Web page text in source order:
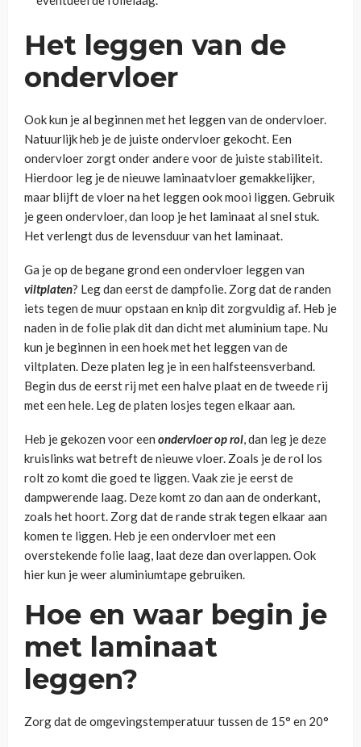
Het leggen van de
ondervloer
Ook kun je al beginnen met het leggen van de ondervloer.
Natuurlijk heb je de juiste ondervloer gekocht. Een
ondervloer zorgt onder andere voor de juiste stabiliteit.
Hierdoor leg je de nieuwe laminaatvloer gemakkelijker,
maar blijft de vloer na het leggen ook mooi liggen. Gebruik
je geen ondervloer, dan loop je het laminaat al snel stuk.
Het verlengt dus de levensduur van het laminaat.
Ga je op de begane grond een ondervloer leggen van
viltplaten? Leg dan eerst de dampfolie. Zorg dat de randen
iets tegen de muur opstaan en knip dit zorgvuldig af. Heb je
naden in de folie plak dit dan dicht met aluminium tape. Nu
kun je beginnen in een hoek met het leggen van de
viltplaten. Deze platen leg je in een halfsteensverband.
Begin dus de eerst rij met een halve plaat en de tweede rij
met een hele. Leg de platen losjes tegen elkaar aan.
Heb je gekozen voor een ondervloer op rol, dan leg je deze
kruislinks wat betreft de nieuwe vloer. Zoals je de rol los
rolt zo komt die goed te liggen. Vaak zie je eerst de
dampwerende laag. Deze komt zo dan aan de onderkant,
zoals het hoort. Zorg dat de rande strak tegen elkaar aan
komen te liggen. Heb je een ondervloer met een
overstekende folie laag, laat deze dan overlappen. Ook
hier kun je weer aluminiumtape gebruiken.
Hoe en waar begin je
met laminaat
leggen?
Zorg dat de omgevingstemperatuur tussen de 15° en 20°